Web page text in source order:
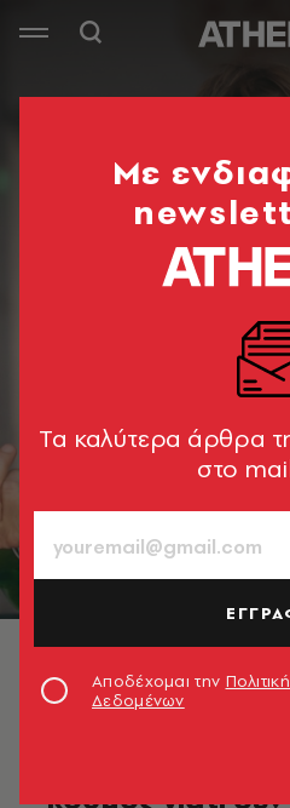
Λένα Διβάνη © Τάσος
κόσμος γιατί
Mε
Tα καλύτερα άρθρα
στο
Αποδέχομαι την
Δεδομένων